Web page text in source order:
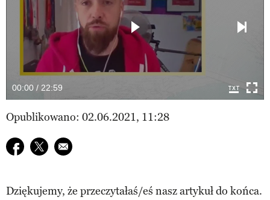
00:00 / 22:59
Opublikowano: 02.06.2021, 11:28
Udostępnij na facebook
Udostępnij na twitter
E-mail do przyjaciela
Dziękujemy, że przeczytałaś/eś nasz artykuł do końca.